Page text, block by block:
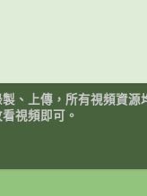
、上傳，所有視頻資
視頻即可。